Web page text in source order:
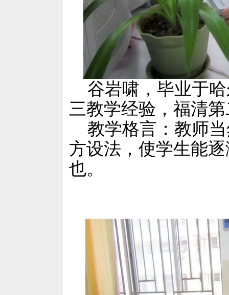
谷岩啸，毕业于哈
三教学经验，福清
教学格言：教师当
方设法，使学生能
也。